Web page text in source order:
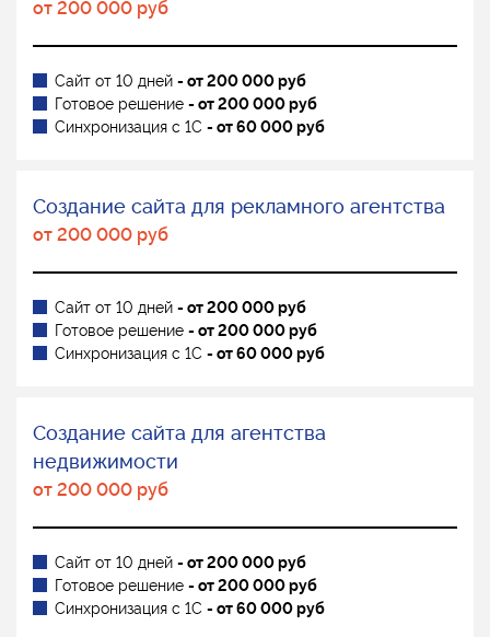
от 200 000 руб
Сайт от 10 дней - от 200 000 руб
Готовое решение - от 200 000 руб
Синхронизация с 1С - от 60 000 руб
Создание сайта для рекламного агентства
от 200 000 руб
Сайт от 10 дней - от 200 000 руб
Готовое решение - от 200 000 руб
Синхронизация с 1С - от 60 000 руб
Создание сайта для агентства
недвижимости
от 200 000 руб
Сайт от 10 дней - от 200 000 руб
Готовое решение - от 200 000 руб
Синхронизация с 1С - от 60 000 руб